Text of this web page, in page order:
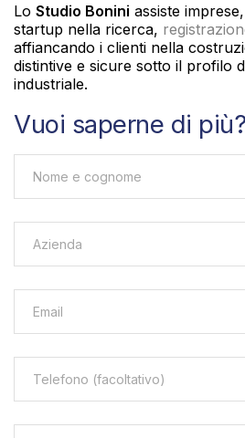
Lo Studio Bonini assiste
startup nella ricerca,
affiancando i clienti nella
distintive e sicure sotto il profilo
industriale.
Vuoi saperne di